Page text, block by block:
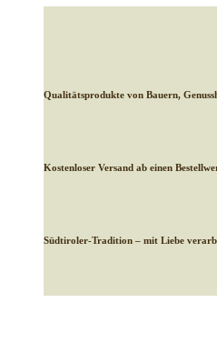
Qualitätsprodukte von Bauern,
Kostenloser Versand ab einen
Südtiroler-Tradition – mit Liebe